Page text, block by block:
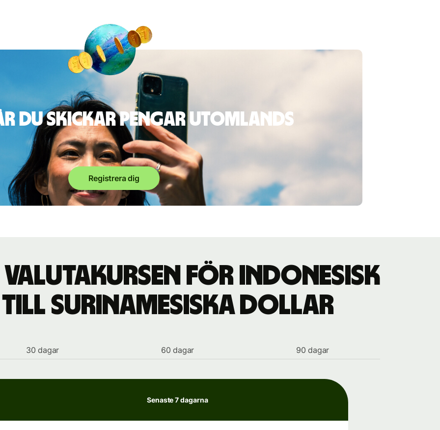
du skickar pengar utomlands
Registrera dig
för indonesisk
surinamesiska dollar
30 dagar 60 dagar 90 dagar
Senaste 7 dagarna